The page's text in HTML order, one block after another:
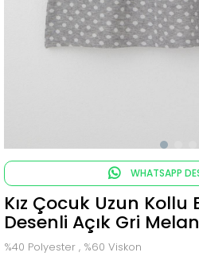
WHATSAPP
Kız Çocuk Uzun
Desenli Açık Gri
%40 Polyester , %60 Viskon